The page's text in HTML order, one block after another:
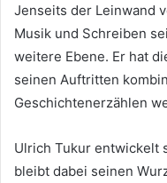
Jenseits der Leinwand
Musik und Schreiben
weitere Ebene. Er hat
seinen Auftritten
Geschichtenerzählen
Ulrich Tukur entwickelt
bleibt dabei seinen